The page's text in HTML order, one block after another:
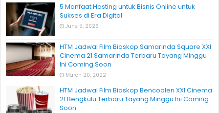
5 Manfaat Hosting untuk Bisnis Online untuk
Sukses di Era Digital
June 5, 2026
HTM Jadwal Film Bioskop Samarinda Square XXI
Cinema 21 Samarinda Terbaru Tayang Minggu
Ini Coming Soon
March 20, 2022
HTM Jadwal Film Bioskop Bencoolen XXI Cinema
21 Bengkulu Terbaru Tayang Minggu Ini Coming
Soon